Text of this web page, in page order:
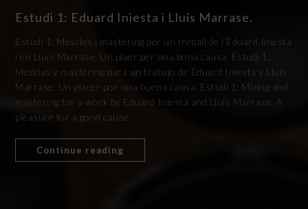
Estudi 1: Eduard Iniesta i Lluís Marrase.
Estudi 1: Mescles i mastering per un treball de l’Eduard Iniesta
i en Lluís Marrase. Un plaer per una bona causa. Estudi 1:
Mezclas y mastering para un trabajo de Eduard Iniesta y Lluís
Marrase. Un placer por una buena causa. Estudi 1: Mixing and
mastering for a work by Eduard Iniesta and Lluís Marrase. A
pleasure for a good cause.
Continue reading